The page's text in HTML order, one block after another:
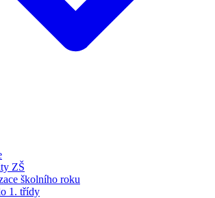
ZŠ
školního roku
1. třídy